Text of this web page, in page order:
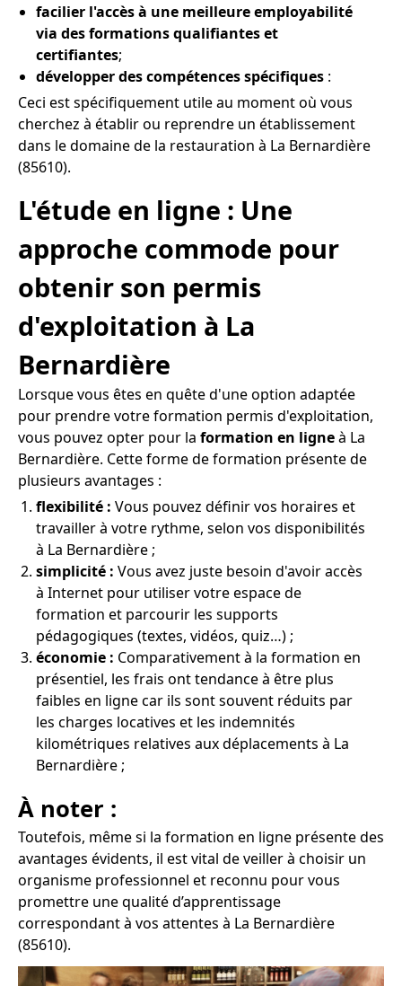
facilier l'accès à une meilleure employabilité
via des formations qualifiantes et
certifiantes;
développer des compétences spécifiques :
Ceci est spécifiquement utile au moment où vous
cherchez à établir ou reprendre un établissement
dans le domaine de la restauration à La Bernardière
(85610).
L'étude en ligne : Une
approche commode pour
obtenir son permis
d'exploitation à La
Bernardière
Lorsque vous êtes en quête d'une option adaptée
pour prendre votre formation permis d'exploitation,
vous pouvez opter pour la formation en ligneà La
Bernardière. Cette forme de formation présente de
plusieurs avantages :
flexibilité : Vous pouvez définir vos horaires et
travailler à votre rythme, selon vos disponibilités
à La Bernardière ;
simplicité : Vous avez juste besoin d'avoir accès
à Internet pour utiliser votre espace de
formation et parcourir les supports
pédagogiques (textes, vidéos, quiz…) ;
économie : Comparativement à la formation en
présentiel, les frais ont tendance à être plus
faibles en ligne car ils sont souvent réduits par
les charges locatives et les indemnités
kilométriques relatives aux déplacements à La
Bernardière ;
À noter :
Toutefois, même si la formation en ligne présente des
avantages évidents, il est vital de veiller à choisir un
organisme professionnel et reconnu pour vous
promettre une qualité d’apprentissage
correspondant à vos attentes à La Bernardière
(85610).